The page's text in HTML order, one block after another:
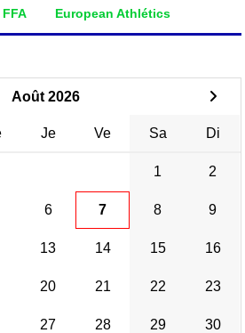
FFA European Athlétics
Août 2026
Je Ve Sa Di
1 2
6 7 8 9
13 14 15 16
20 21 22 23
27 28 29 30